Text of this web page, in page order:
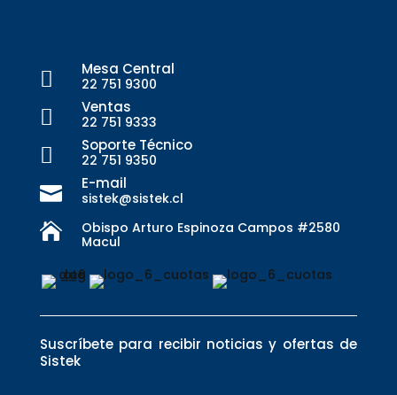
 Mesa Central
22 751 9300
 Ventas
22 751 9333
 Soporte Técnico
22 751 9350
 E-mail
sistek@sistek.cl

Obispo Arturo Espinoza Campos #2580
Macul
Suscríbete para recibir noticias y ofertas de
Sistek